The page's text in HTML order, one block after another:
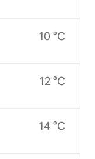
10 °C
12 °C
14 °C